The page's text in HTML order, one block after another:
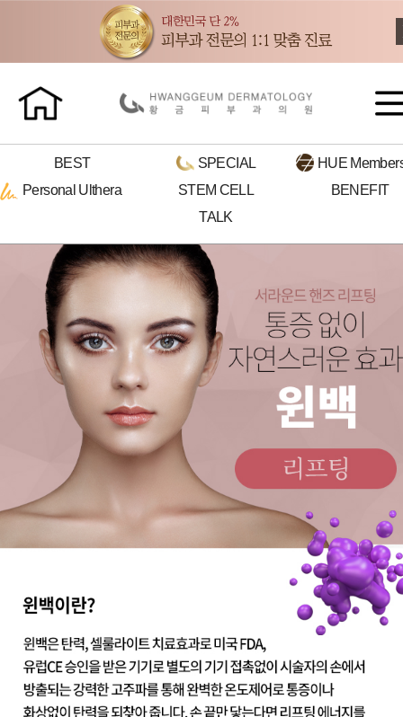
BEST SPECIAL HUE
Personal Ulthera STEM CELL
BENEFIT
TALK